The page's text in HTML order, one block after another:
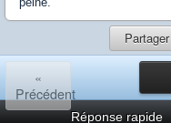
Partager
«
Précédent
Réponse rapide